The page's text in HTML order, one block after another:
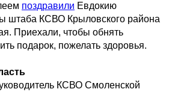
поздравили Евдокию
штаба КСВО Крыловского района
Приехали, чтобы обнять
подарок, пожелать здоровья.
КСВО Смоленской